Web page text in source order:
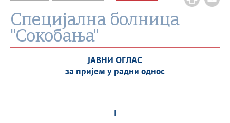
Специјална болница
"Сокобања"
ЈАВНИ ОГЛАС
за пријем у радни однос